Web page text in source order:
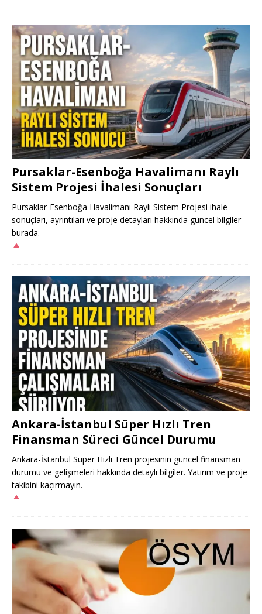
Pursaklar-Esenboğa Havalimanı Raylı
Sistem Projesi İhalesi Sonuçları
Pursaklar-Esenboğa Havalimanı Raylı Sistem Projesi ihale
sonuçları, ayrıntıları ve proje detayları hakkında güncel bilgiler
burada.
Ankara-İstanbul Süper Hızlı Tren
Finansman Süreci Güncel Durumu
Ankara-İstanbul Süper Hızlı Tren projesinin güncel finansman
durumu ve gelişmeleri hakkında detaylı bilgiler. Yatırım ve proje
takibini kaçırmayın.